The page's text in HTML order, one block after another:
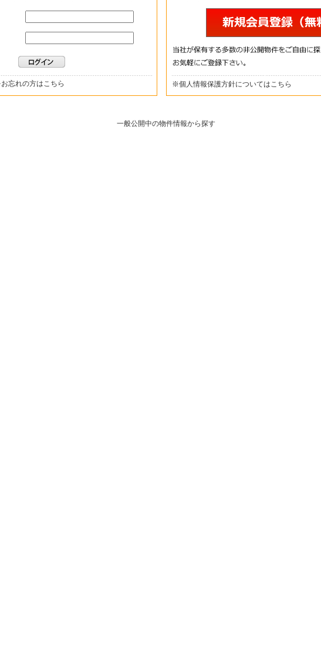
忘れの方はこちら ※個人情報保護方針についてはこちら
一般公開中の物件情報から探す